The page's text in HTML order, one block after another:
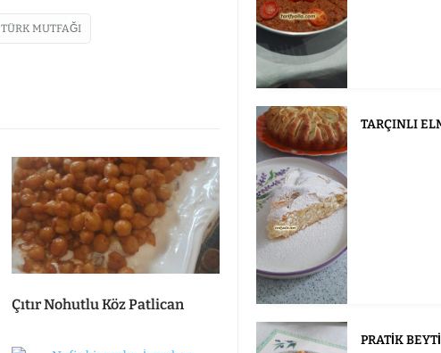
TÜRK MUTFAĞI
Çıtır Nohutlu Köz Patlican
TARÇINLI
PRATİK